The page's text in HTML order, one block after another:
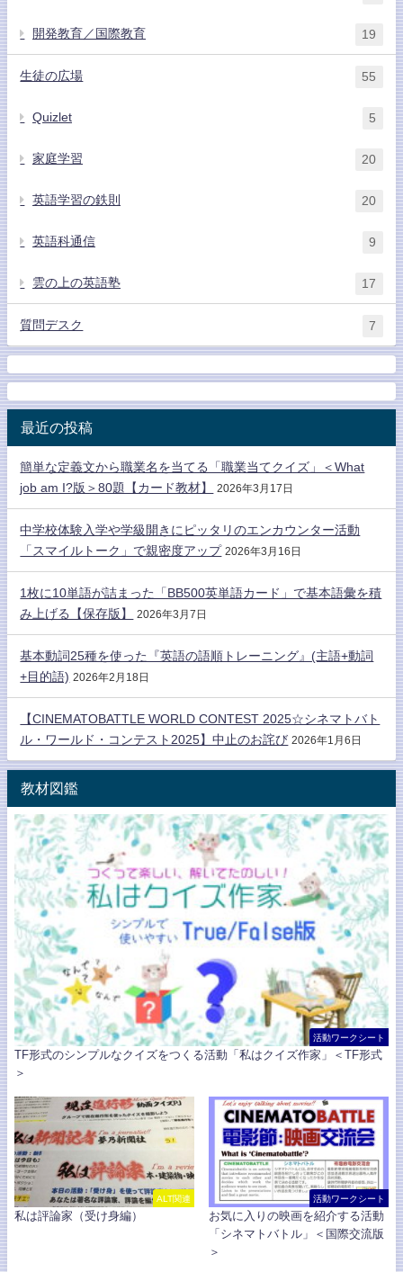
開発教育／国際教育 19
生徒の広場 55
Quizlet 5
家庭学習 20
英語学習の鉄則 20
英語科通信 9
雲の上の英語塾 17
質問デスク 7
最近の投稿
簡単な定義文から職業名を当てる「職業当てクイズ」＜What
job am I?版＞80題【カード教材】
2026年3月17日
中学校体験入学や学級開きにピッタリのエンカウンター活動
「スマイルトーク」で親密度アップ 2026年3月16日
1枚に10単語が詰まった「BB500英単語カード」で基本語彙を積
み上げる【保存版】
2026年3月7日
基本動詞25種を使った『英語の語順トレーニング』(主語+動詞
+目的語) 2026年2月18日
【CINEMATOBATTLE WORLD CONTEST 2025☆シネマトバト
ル・ワールド・コンテスト2025】中止のお詫び 2026年1月6日
教材図鑑
活動ワークシート
TF形式のシンプルなクイズをつくる活動「私はクイズ作家」＜TF形式
＞
ALT関連
私は評論家（受け身編）
活動ワークシート
お気に入りの映画を紹介する活動
「シネマトバトル」＜国際交流版
＞